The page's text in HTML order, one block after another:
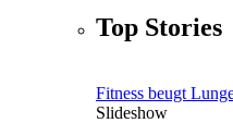
Top Stories
Fitness beugt
Slideshow